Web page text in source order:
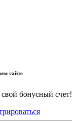
сайте
бонусный счет!